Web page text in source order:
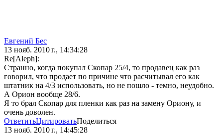
Евгений Бес
13 нояб. 2010 г., 14:34:28
Re[Aleph]:
Странно, когда покупал Скопар 25/4, то продавец как раз
говорил, что продает по причине что расчитывал его как
штатник на 4/3 использовать, но не пошло - темно, неудобно.
А Орион вообще 28/6.
Я то брал Скопар для пленки как раз на замену Ориону, и
очень доволен.
ОтветитьЦитироватьПоделиться
13 нояб. 2010 г., 14:45:28